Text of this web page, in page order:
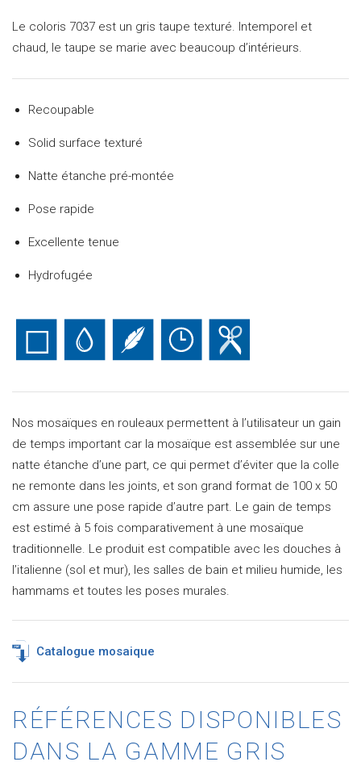
Le coloris 7037 est un gris taupe texturé. Intemporel et
chaud, le taupe se marie avec beaucoup d’intérieurs.
Recoupable
Solid surface texturé
Natte étanche pré-montée
Pose rapide
Excellente tenue
Hydrofugée
Nos mosaïques en rouleaux permettent à l’utilisateur un gain
de temps important car la mosaïque est assemblée sur une
natte étanche d’une part, ce qui permet d’éviter que la colle
ne remonte dans les joints, et son grand format de 100 x 50
cm assure une pose rapide d’autre part. Le gain de temps
est estimé à 5 fois comparativement à une mosaïque
traditionnelle. Le produit est compatible avec les douches à
l’italienne (sol et mur), les salles de bain et milieu humide, les
hammams et toutes les poses murales.
Catalogue mosaique
RÉFÉRENCES DISPONIBLES
DANS LA GAMME GRIS